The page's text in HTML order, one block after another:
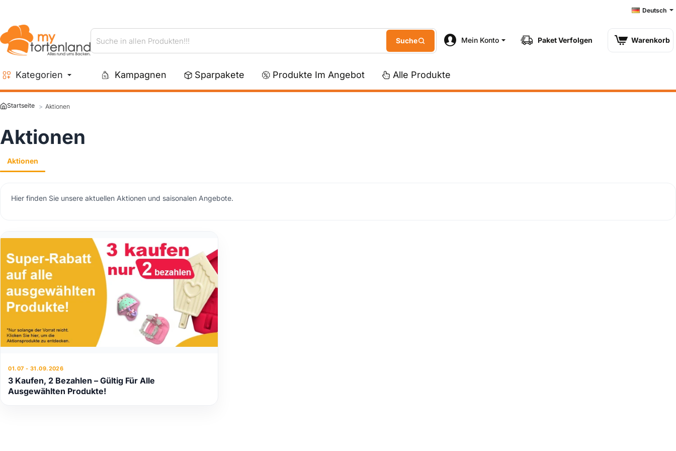
Deutsch
Suche
in
Produkten!!!
Mein Konto Paket Verfolgen Warenkorb
Kategorien Kampagnen Sparpakete Produkte Im Angebot Alle Produkte
Aktionen
Aktionen
Aktionen
Hier finden Sie unsere aktuellen Aktionen und saisonalen Angebote.
01.07 - 31.09.2026
3 Kaufen, 2 Bezahlen – Gültig Für Alle
Ausgewählten Produkte!